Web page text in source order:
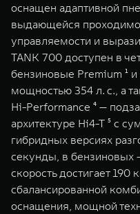
оснащен адаптивной
выдающейся
управляемости и
TANK 700 доступен в
бензиновые Premium ¹
мощностью 354 л. с., а
Hi-Performance ⁴ —
архитектуре Hi4-T ⁵ с
гибридных версиях
секунды, в бензиновых
скорость достигает 190
сбалансированной
оснащения, мощной